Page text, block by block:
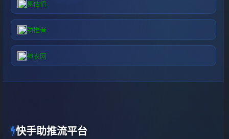
易估值
助推者
神农网
快手助推流平台